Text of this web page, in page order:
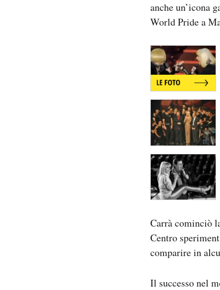
anche un’icona
World Pride a
Carrà cominciò
Centro
comparire in
Il successo nel